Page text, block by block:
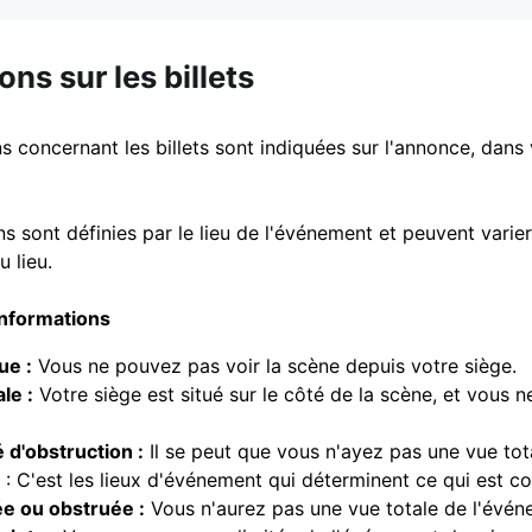
sur les billets
concernant les billets sont indiquées sur l'annonce,
sont définies par le lieu de l'événement et peuvent
lieu.
: Vous ne pouvez pas voir la scène depuis votre siège.
: Votre siège est situé sur le côté de la scène, et vous
d'obstruction : Il se peut que vous n'ayez pas une vue
: C'est les lieux d'événement qui déterminent ce qui est
ou obstruée : Vous n'aurez pas une vue totale de